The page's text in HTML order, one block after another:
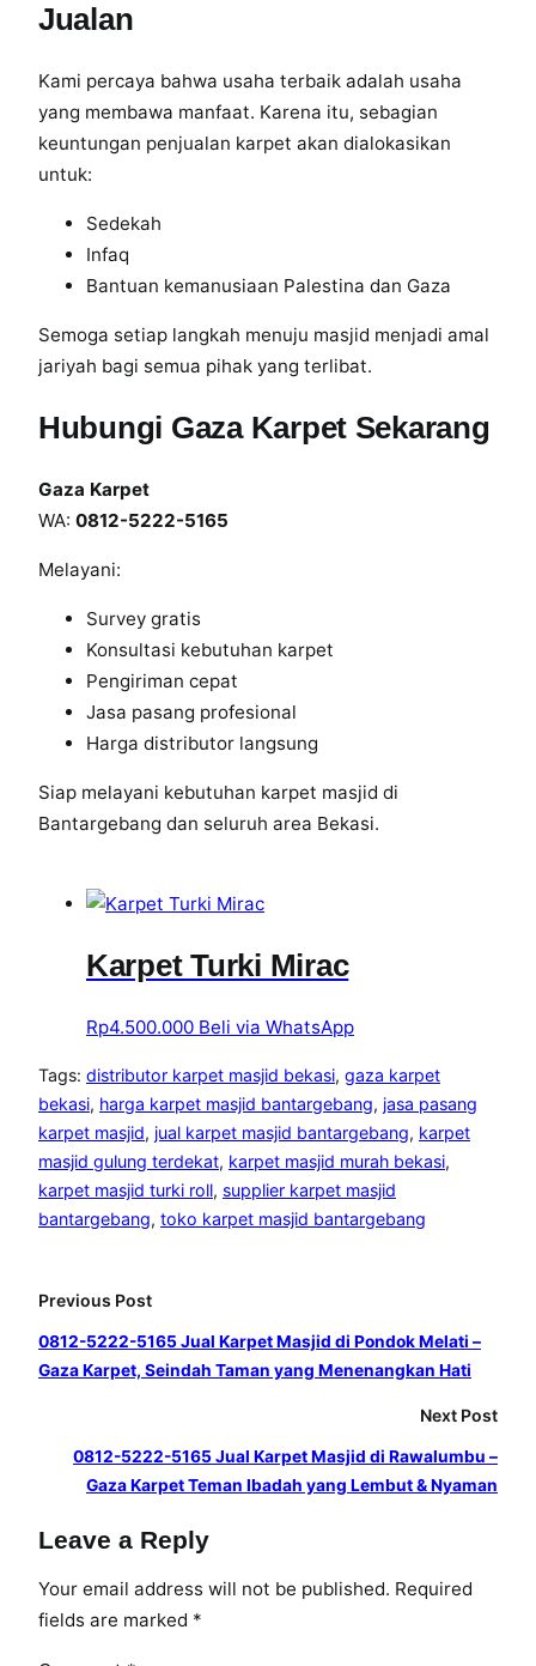
Jualan
Kami percaya bahwa usaha terbaik adalah usaha
yang membawa manfaat. Karena itu, sebagian
keuntungan penjualan karpet akan dialokasikan
untuk:
Sedekah
Infaq
Bantuan kemanusiaan Palestina dan Gaza
Semoga setiap langkah menuju masjid menjadi amal
jariyah bagi semua pihak yang terlibat.
Hubungi Gaza Karpet Sekarang
Gaza Karpet
WA: 0812-5222-5165
Melayani:
Survey gratis
Konsultasi kebutuhan karpet
Pengiriman cepat
Jasa pasang profesional
Harga distributor langsung
Siap melayani kebutuhan karpet masjid di
Bantargebang dan seluruh area Bekasi.
Karpet Turki Mirac
Rp4.500.000 Beli via WhatsApp
Tags: distributor karpet masjid bekasi, gaza karpet
bekasi, harga karpet masjid bantargebang, jasa pasang
karpet masjid, jual karpet masjid bantargebang, karpet
masjid gulung terdekat, karpet masjid murah bekasi
karpet masjid turki roll, supplier karpet masjid
bantargebang, toko karpet masjid bantargebang
Previous Post
0812-5222-5165 Jual Karpet Masjid di Pondok Melati –
Gaza Karpet, Seindah Taman yang Menenangkan Hati
Next Post
0812-5222-5165 Jual Karpet Masjid di Rawalumbu –
Gaza Karpet Teman Ibadah yang Lembut & Nyaman
Leave a Reply
Your email address will not be published. Required
fields are marked *